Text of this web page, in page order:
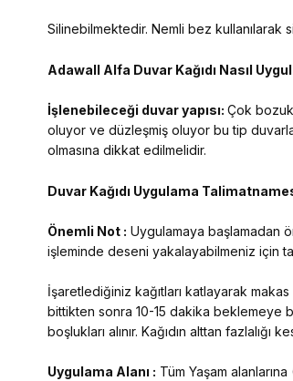
Silinebilmektedir. Nemli bez kullanılarak
Adawall Alfa Duvar Kağıdı Nasıl
İşlenebileceği duvar yapısı: Çok
oluyor ve düzleşmiş oluyor bu tip
olmasına dikkat edilmelidir.
Duvar Kağıdı Uygulama
Önemli Not : Uygulamaya başlamadan
işleminde deseni yakalayabilmeniz için
İşaretlediğiniz kağıtları katlayarak
bittikten sonra 10-15 dakika beklemeye
boşlukları alınır. Kağıdın alttan fazlalığı
Uygulama Alanı : Tüm Yaşam